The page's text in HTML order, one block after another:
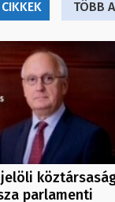
TÖBB
parlamenti